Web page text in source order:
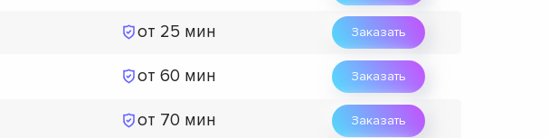
от 25 мин Заказать
от 60 мин Заказать
от 70 мин Заказать